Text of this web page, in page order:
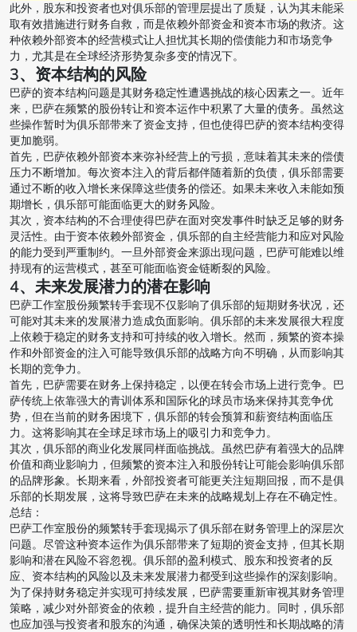
此外，股东和投资者也对俱乐部的管理层提出了质疑，认为其未能采
取有效措施进行财务自救，而是依赖外部资金和资本市场的救济。这
种依赖外部资本的经营模式让人担忧其长期的偿债能力和市场竞争
力，尤其是在全球经济形势复杂多变的情况下。
3、资本结构的风险
巴萨的资本结构问题是其财务稳定性遭遇挑战的核心因素之一。近年
来，巴萨在频繁的股份转让和资本运作中积累了大量的债务。虽然这
些操作暂时为俱乐部带来了资金支持，但也使得巴萨的资本结构变得
更加脆弱。
首先，巴萨依赖外部资本来弥补经营上的亏损，意味着其未来的偿债
压力不断增加。每次资本注入的背后都伴随着新的负债，俱乐部需要
通过不断的收入增长来保障这些债务的偿还。如果未来收入未能如预
期增长，俱乐部可能面临更大的财务风险。
其次，资本结构的不合理使得巴萨在面对突发事件时缺乏足够的财务
灵活性。由于资本依赖外部资金，俱乐部的自主经营能力和应对风险
的能力受到严重制约。一旦外部资金来源出现问题，巴萨可能难以维
持现有的运营模式，甚至可能面临资金链断裂的风险。
4、未来发展潜力的潜在影响
巴萨工作室股份频繁转手套现不仅影响了俱乐部的短期财务状况，还
可能对其未来的发展潜力造成负面影响。俱乐部的未来发展很大程度
上依赖于稳定的财务支持和可持续的收入增长。然而，频繁的资本操
作和外部资金的注入可能导致俱乐部的战略方向不明确，从而影响其
长期的竞争力。
首先，巴萨需要在财务上保持稳定，以便在转会市场上进行竞争。巴
萨传统上依靠强大的青训体系和国际化的球员市场来保持其竞争优
势，但在当前的财务困境下，俱乐部的转会预算和薪资结构面临压
力。这将影响其在全球足球市场上的吸引力和竞争力。
其次，俱乐部的商业化发展同样面临挑战。虽然巴萨有着强大的品牌
价值和商业影响力，但频繁的资本注入和股份转让可能会影响俱乐部
的品牌形象。长期来看，外部投资者可能更关注短期回报，而不是俱
乐部的长期发展，这将导致巴萨在未来的战略规划上存在不确定性。
总结：
巴萨工作室股份的频繁转手套现揭示了俱乐部在财务管理上的深层次
问题。尽管这种资本运作为俱乐部带来了短期的资金支持，但其长期
影响和潜在风险不容忽视。俱乐部的盈利模式、股东和投资者的反
应、资本结构的风险以及未来发展潜力都受到这些操作的深刻影响。
为了保持财务稳定并实现可持续发展，巴萨需要重新审视其财务管理
策略，减少对外部资金的依赖，提升自主经营的能力。同时，俱乐部
也应加强与投资者和股东的沟通，确保决策的透明性和长期战略的清